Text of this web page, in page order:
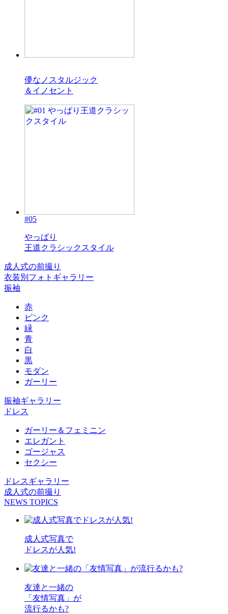
儚なノスタルジック
＆イノセント
#05
やっぱり
王道クラシックスタイル
成人式の前撮り
衣装別フォトギャラリー
振袖
赤
ピンク
緑
青
白
黒
モダン
ガーリー
振袖ギャラリー
ドレス
ガーリー＆フェミニン
エレガント
ゴージャス
セクシー
ドレスギャラリー
成人式の前撮り
NEWS TOPICS
成人式写真で
ドレスが人気!
友達と一緒の
「友情写真」が
流行るかも?